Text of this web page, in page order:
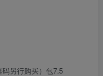
另行购买）包7.5